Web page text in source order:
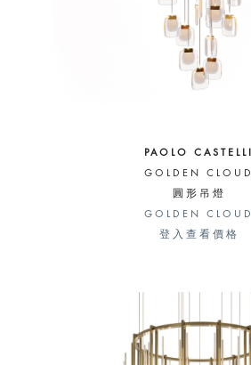
PAOLO CASTELLI
GOLDEN CLOUD
圓形吊燈
GOLDEN CLOUD
登入查看價格